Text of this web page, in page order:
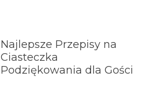
Najlepsze Przepisy na
Ciasteczka
Podziękowania dla Gości